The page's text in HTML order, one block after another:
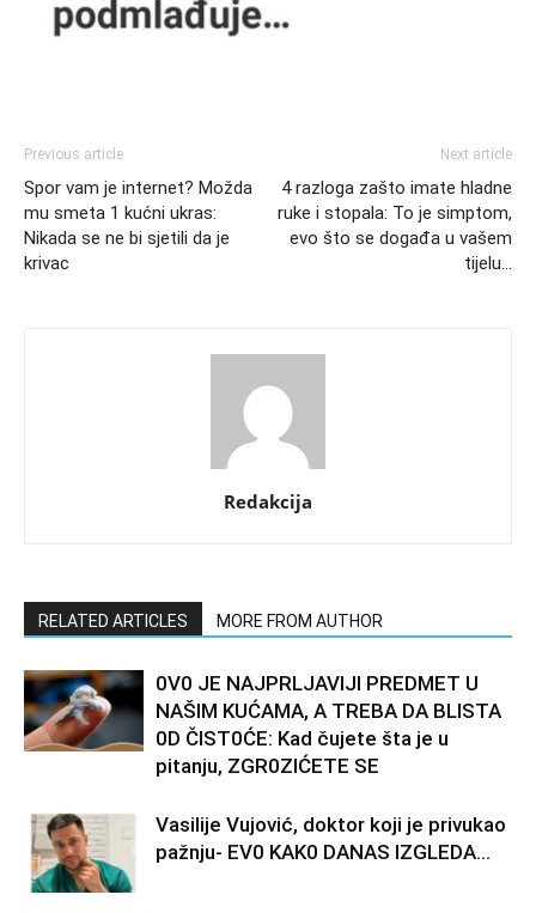
Previous article
Spor vam je internet? Možda
mu smeta 1 kućni ukras:
Nikada se ne bi sjetili da je
krivac
Next article
4 razloga zašto imate hladne
ruke i stopala: To je simptom,
evo što se događa u vašem
tijelu…
Redakcija
RELATED ARTICLES MORE FROM AUTHOR
0V0 JE NAJPRLJAVlJl PREDMET U
NAŠlM KUĆAMA, A TREBA DA BLISTA
0D ČIST0ĆE: Kad čujete šta je u
pitanju, ZGR0ZIĆETE SE
Vasilije Vujović, doktor koji je privukao
pažnju- EV0 KAK0 DANAS lZGLEDA…